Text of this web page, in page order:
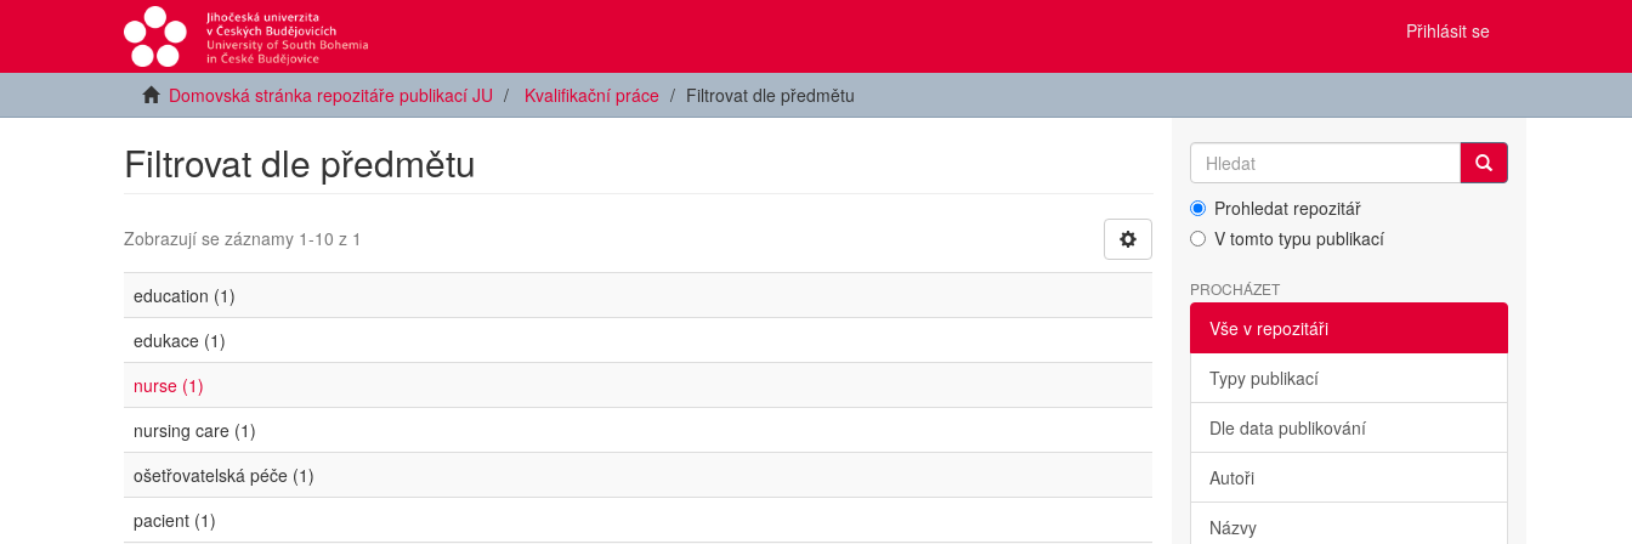
Přihlásit se
Domovská stránka repozitáře publikací JU Kvalifikační práce Filtrovat dle předmětu
Filtrovat dle předmětu
Zobrazují se záznamy 1-10 z 1
education (1)
edukace (1)
nurse (1)
nursing care (1)
ošetřovatelská péče (1)
pacient (1)
Prohledat repozitář
V tomto typu publikací
PROCHÁZET
Vše v repozitáři
Typy publikací
Dle data publikování
Autoři
Názvy